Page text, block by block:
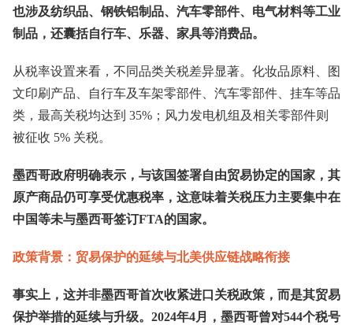
也涉及纺织品、钢铁铝制品、汽车零部件、电气材料等工业
制品，还囊括自行车、乐器、家具等消费品。
从税率设置来看，不同品类关税差异显著。化妆品原料、图
文印刷产品、自行车及车架零部件、汽车零部件、挂车等品
类，最高关税均达到 35%；风力发电机组及相关零部件则
被征收 5% 关税。
墨西哥政府明确表示，与该国签署自由贸易协定的国家，其
原产商品仍可享受优惠税率，这意味着关税压力主要集中在
中国等未与墨西哥签订FTA的国家。
政策背景：贸易保护的延续与北美供应链战略衔接
事实上，这并非墨西哥首次收紧进口关税政策，而是其贸易
保护举措的延续与升级。2024年4月，墨西哥曾对544个税号